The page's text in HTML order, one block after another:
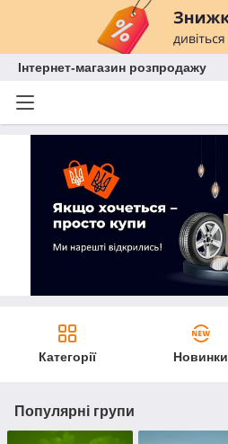
Інтернет-магазин розпродажу
Категорії Новинки
Популярні групи